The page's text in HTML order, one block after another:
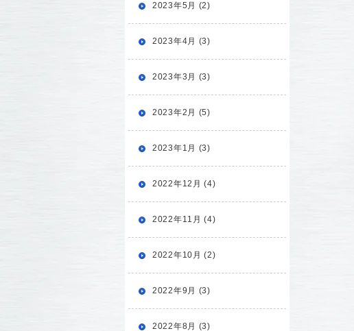
2023年5月 (2)
2023年4月 (3)
2023年3月 (3)
2023年2月 (5)
2023年1月 (3)
2022年12月 (4)
2022年11月 (4)
2022年10月 (2)
2022年9月 (3)
2022年8月 (3)